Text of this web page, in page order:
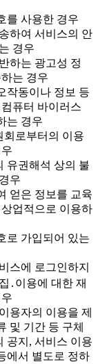
를 사용한 경우
하여 서비스의 안
경우
하는 광고성 정
는 경우
작동이나 정보 등
퓨터 바이러스
는 경우
회로부터의 이용
유권해석 상의 불
우
얻은 정보를 교육
업적으로 이용하
로 가입되어 있는
스에 로그인하지
․이용에 대한 재
용자의 이용을 제
및 기간 등 구체
공지, 서비스 이용
에서 별도로 정하